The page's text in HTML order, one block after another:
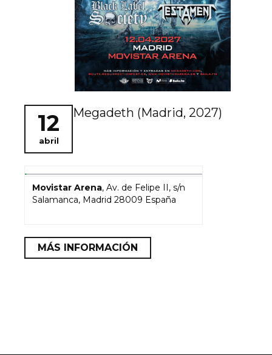
12
abril
Megadeth (Madrid, 2027)
Movistar Arena, Av. de Felipe II, s/n
Salamanca, Madrid 28009 España
MÁS INFORMACIÓN